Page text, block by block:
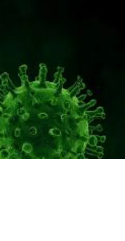
insulin som
(så kallad